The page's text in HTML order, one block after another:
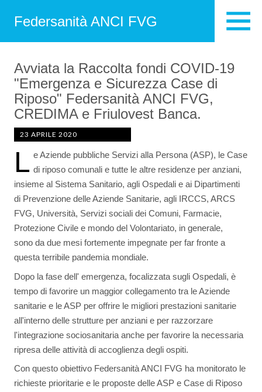
Federsanità ANCI FVG
Avviata la Raccolta fondi COVID-19
"Emergenza e Sicurezza Case di
Riposo" Federsanità ANCI FVG,
CREDIMA e Friulovest Banca.
23 APRILE 2020
L e Aziende pubbliche Servizi alla Persona (ASP), le Case
di riposo comunali e tutte le altre residenze per anziani,
insieme al Sistema Sanitario, agli Ospedali e ai Dipartimenti
di Prevenzione delle Aziende Sanitarie, agli IRCCS, ARCS
FVG, Università, Servizi sociali dei Comuni, Farmacie,
Protezione Civile e mondo del Volontariato, in generale,
sono da due mesi fortemente impegnate per far fronte a
questa terribile pandemia mondiale.
Dopo la fase dell' emergenza, focalizzata sugli Ospedali, è
tempo di favorire un maggior collegamento tra le Aziende
sanitarie e le ASP per offrire le migliori prestazioni sanitarie
all'interno delle strutture per anziani e per razzorzare
l'integrazione sociosanitaria anche per favorire la necessaria
ripresa delle attività di accoglienza degli ospiti.
Con questo obiettivo Federsanità ANCI FVG ha monitorato le
richieste prioritarie e le proposte delle ASP e Case di Riposo